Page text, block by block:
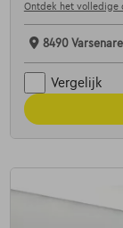
Ontdek het volledige
8490
Vergelijk